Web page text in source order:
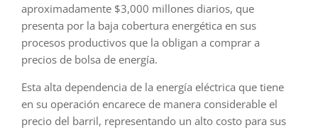
aproximadamente $3,000 millones diarios, que
presenta por la baja cobertura energética en sus
procesos productivos que la obligan a comprar a
precios de bolsa de energía.
Esta alta dependencia de la energía eléctrica que tiene
en su operación encarece de manera considerable el
precio del barril, representando un alto costo para sus